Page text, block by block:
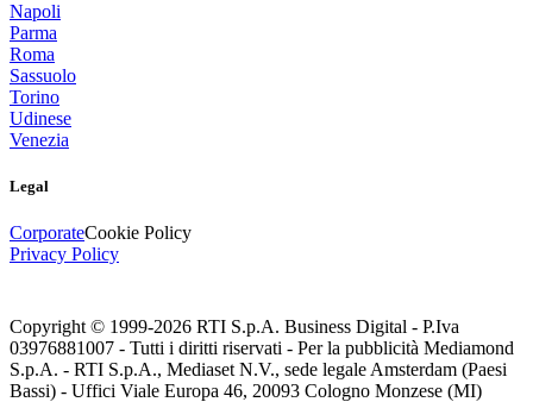
Napoli
Parma
Roma
Sassuolo
Torino
Udinese
Venezia
Legal
CorporateCookie Policy
Privacy Policy
Copyright © 1999-2026 RTI S.p.A. Business Digital - P.Iva
03976881007 - Tutti i diritti riservati - Per la pubblicità Mediamond
S.p.A. - RTI S.p.A., Mediaset N.V., sede legale Amsterdam (Paesi
Bassi) - Uffici Viale Europa 46, 20093 Cologno Monzese (MI)